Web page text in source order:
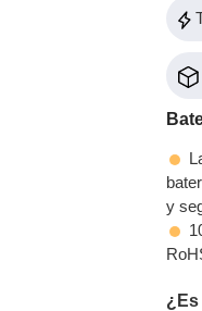
y